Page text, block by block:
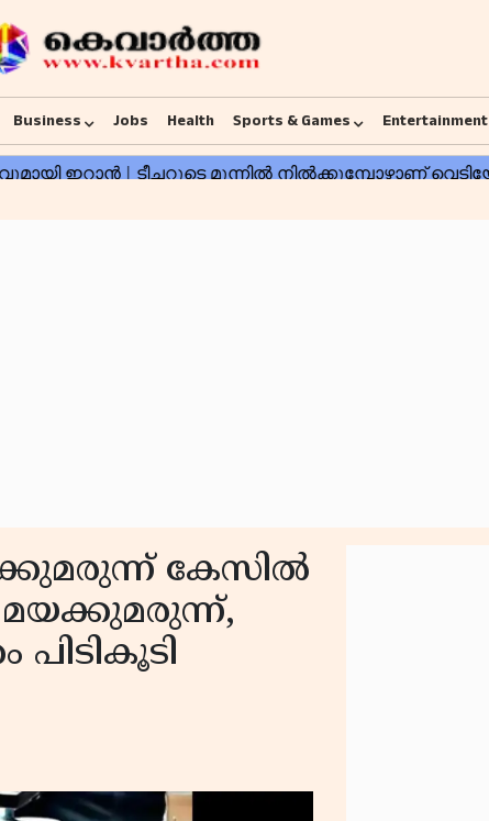
Business Jobs Health Sports & Games Entertainment
കേസിൽ
മയക്കുമരുന്ന്,